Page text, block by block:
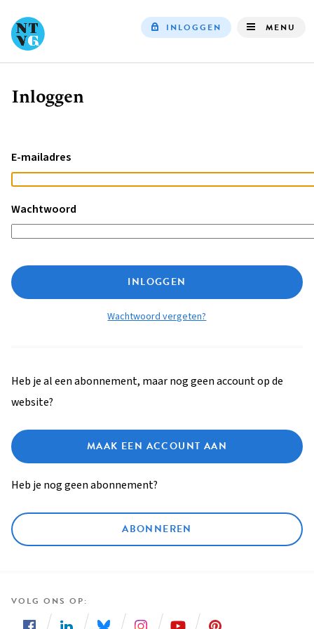
INLOGGEN MENU
Kruimelpad
Inloggen
E-mailadres
Wachtwoord
INLOGGEN
Wachtwoord vergeten?
Heb je al een abonnement, maar nog geen account op de
website?
MAAK EEN ACCOUNT AAN
Heb je nog geen abonnement?
ABONNEREN
VOLG ONS OP